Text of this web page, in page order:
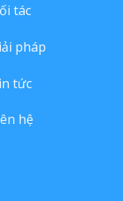
tác
pháp
tức
hệ